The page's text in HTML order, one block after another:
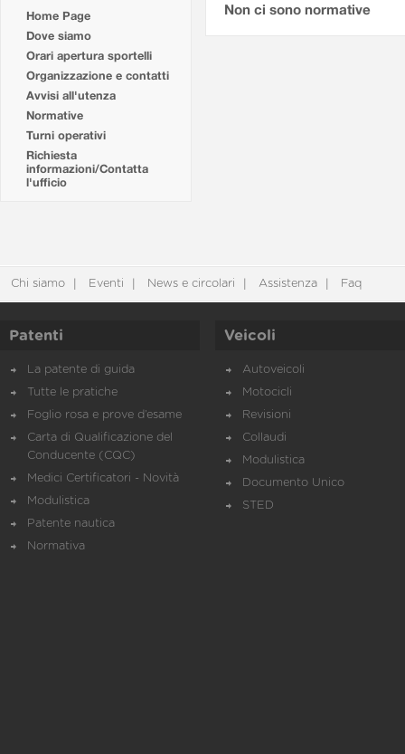
Home Page
Dove siamo
Orari apertura sportelli
Organizzazione e contatti
Avvisi all'utenza
Normative
Turni operativi
Richiesta
informazioni/Contatta
l'ufficio
Non ci sono normative
Chi siamo Eventi News e circolari Assistenza Faq
Patenti
La patente di guida
Tutte le pratiche
Foglio rosa e prove d’esame
Carta di Qualificazione del
Conducente (CQC)
Medici Certificatori - Novità
Modulistica
Patente nautica
Normativa
Veicoli
Autoveicoli
Motocicli
Revisioni
Collaudi
Modulistica
Documento Unico
STED